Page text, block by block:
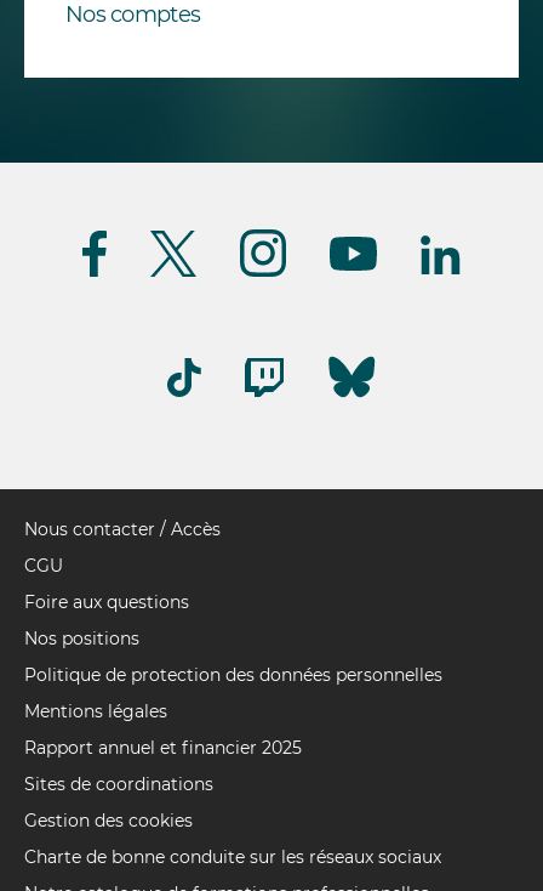
Nos comptes
Pied
de
Nous contacter / Accès
CGU
Foire aux questions
Nos positions
Politique de protection des données personnelles
Mentions légales
Rapport annuel et financier 2025
Sites de coordinations
Gestion des cookies
Charte de bonne conduite sur les réseaux sociaux